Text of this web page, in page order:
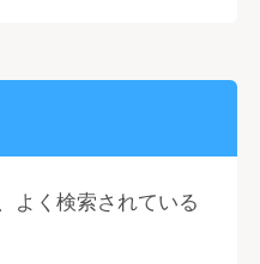
よく検索されている